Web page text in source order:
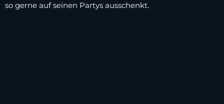
so gerne auf seinen Partys ausschenkt.